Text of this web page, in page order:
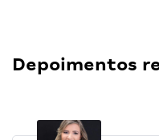
Depoimentos